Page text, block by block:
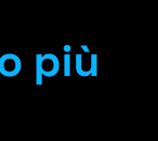
più